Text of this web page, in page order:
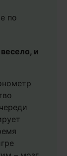
по
и